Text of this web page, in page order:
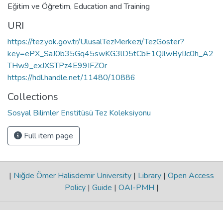
Eğitim ve Öğretim, Education and Training
URI
https://tez.yok.gov.tr/UlusalTezMerkezi/TezGoster?
key=ePX_SaJ0b35Gq45swKG3lD5tCbE1QJlwByIJc0h_A2
THw9_exJXSTPz4E99IFZOr
https://hdl.handle.net/11480/10886
Collections
Sosyal Bilimler Enstitüsü Tez Koleksiyonu
Full item page
| Niğde Ömer Halisdemir University | Library | Open Access
Policy | Guide | OAI-PMH |